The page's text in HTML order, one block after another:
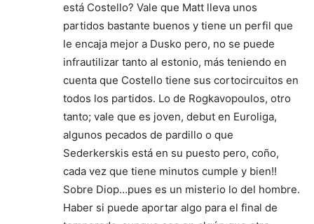
está Costello? Vale que Matt lleva unos
partidos bastante buenos y tiene un perfil que
le encaja mejor a Dusko pero, no se puede
infrautilizar tanto al estonio, más teniendo en
cuenta que Costello tiene sus cortocircuitos en
todos los partidos. Lo de Rogkavopoulos, otro
tanto; vale que es joven, debut en Euroliga,
algunos pecados de pardillo o que
Sederkerskis está en su puesto pero, coño,
cada vez que tiene minutos cumple y bien!!
Sobre Diop…pues es un misterio lo del hombre.
Haber si puede aportar algo para el final de